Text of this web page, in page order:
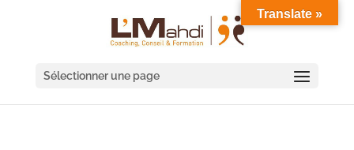
Sélectionner une page
Translate »